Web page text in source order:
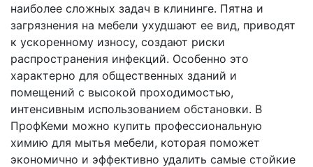
наиболее сложных задач в клининге. Пятна и
загрязнения на мебели ухудшают ее вид, приводят
к ускоренному износу, создают риски
распространения инфекций. Особенно это
характерно для общественных зданий и
помещений с высокой проходимостью,
интенсивным использованием обстановки. В
ПрофКеми можно купить профессиональную
химию для мытья мебели, которая поможет
экономично и эффективно удалить самые стойкие